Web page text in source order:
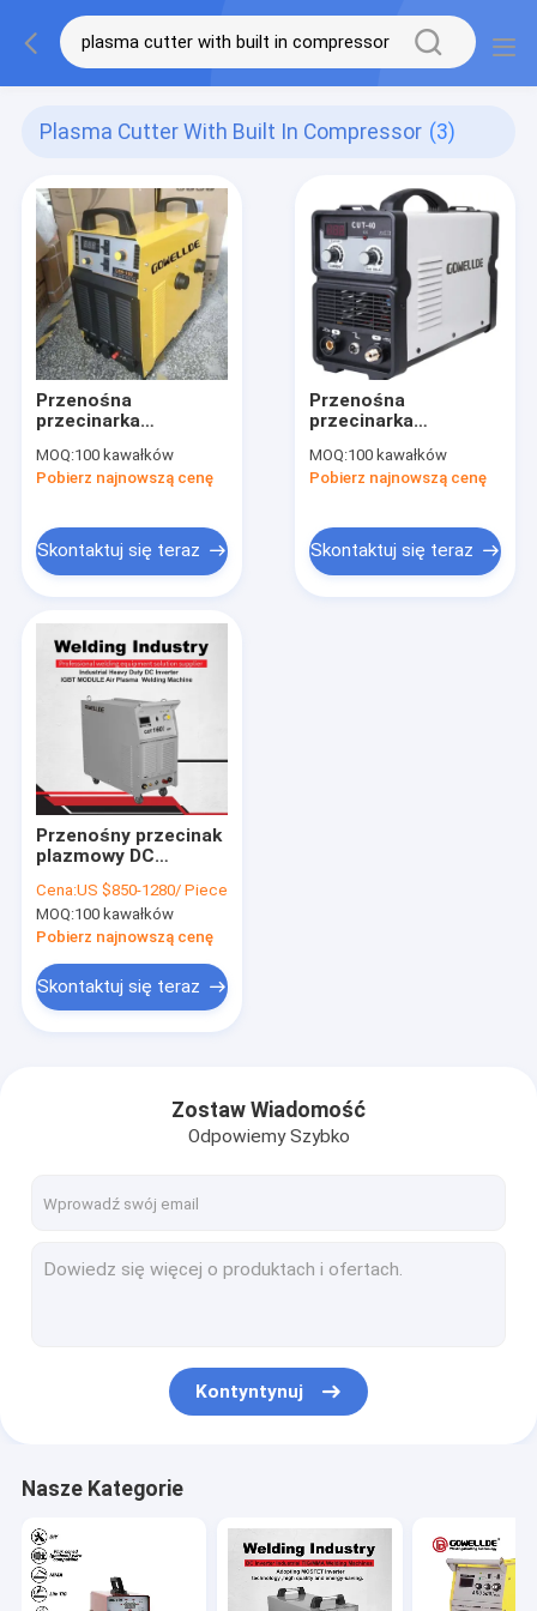
Plasma Cutter With Built In Compressor (3)
Przenośna
przecinarka
CUT100 z
wbudowaną
MOQ:100 kawałków
Pobierz najnowszą cenę
Skontaktuj się teraz
Przenośna
przecinarka
44.2A z wbudowaną
sprężarką powietrza
MOQ:100 kawałków
Pobierz najnowszą cenę
Skontaktuj się teraz
Przenośny przecinak
plazmowy DC
Spawarka plazmowa
powietrza
Cena:US $850-1280/ Piece
MOQ:100 kawałków
Pobierz najnowszą cenę
Skontaktuj się teraz
Zostaw Wiadomość
Odpowiemy Szybko
Kontyntynuj
Nasze Kategorie